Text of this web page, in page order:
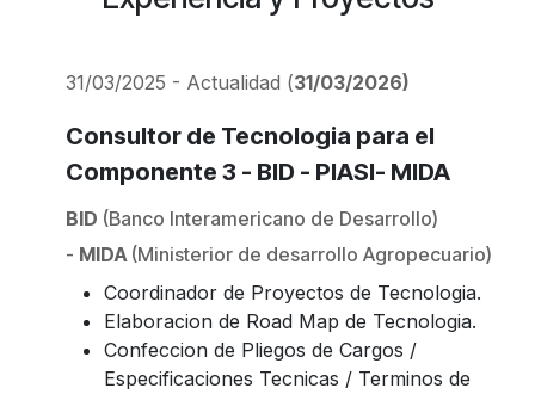
31/03/2025 - Actualidad (31/03/2026)
Consultor de Tecnologia para el
Componente 3 - BID - PIASI- MIDA
BID (Banco Interamericano de Desarrollo)
- MIDA (Ministerior de desarrollo Agropecuario)
Coordinador de Proyectos de Tecnologia.
Elaboracion de Road Map de Tecnologia.
Confeccion de Pliegos de Cargos /
Especificaciones Tecnicas / Terminos de